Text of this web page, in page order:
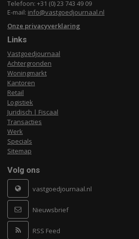
Telefoon: +31 (0) 23 743 49 09
E-mail: info@vastgoedjournaal.nl
Onze privacyverklaring
Links
Vastgoedjournaal
Achtergronden
Woningmarkt
Kantoren
Retail
Logistiek
Juridisch | Fiscaal
Transacties
Werk
Specials
Sitemap
Volg ons
vastgoedjournaal.nl
Nieuwsbrief
RSS Feed